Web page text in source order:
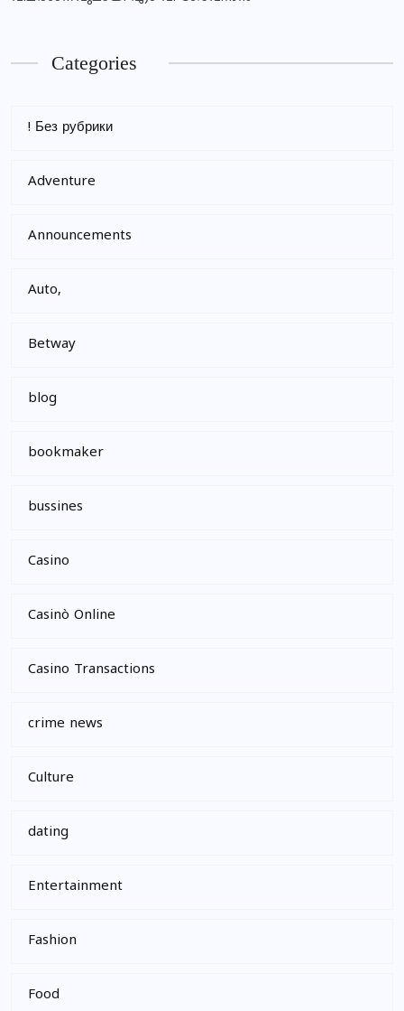
Categories
! Без рубрики
Adventure
Announcements
Auto,
Betway
blog
bookmaker
bussines
Casino
Casinò Online
Casino Transactions
crime news
Culture
dating
Entertainment
Fashion
Food